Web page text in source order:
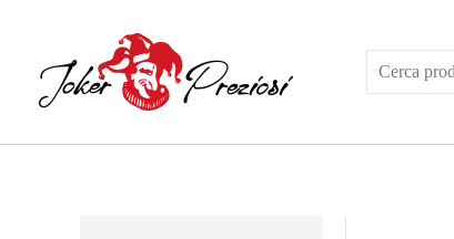
contenuto